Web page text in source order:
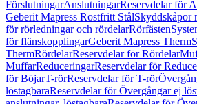
FörslutningarAnslutningarReservdelar för
Geberit Mapress Rostfritt StålSkyddskåpor
för rörledningar och rördelarRörfästen
för flänskopplingarGeberit Mapress Therm
ThermRördelarReservdelar för Rördelar
MuffarReduceringarReservdelar för
för BöjarT-rörReservdelar för T-rör
löstagbaraReservdelar för Övergångar ej